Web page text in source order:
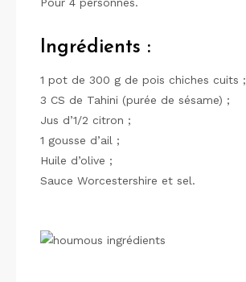
Ingrédients :
1 pot de 300 g de pois chiches cuits ;
3 CS de Tahini (purée de sésame) ;
Jus d’1/2 citron ;
1 gousse d’ail ;
Huile d’olive ;
Sauce Worcestershire et sel.